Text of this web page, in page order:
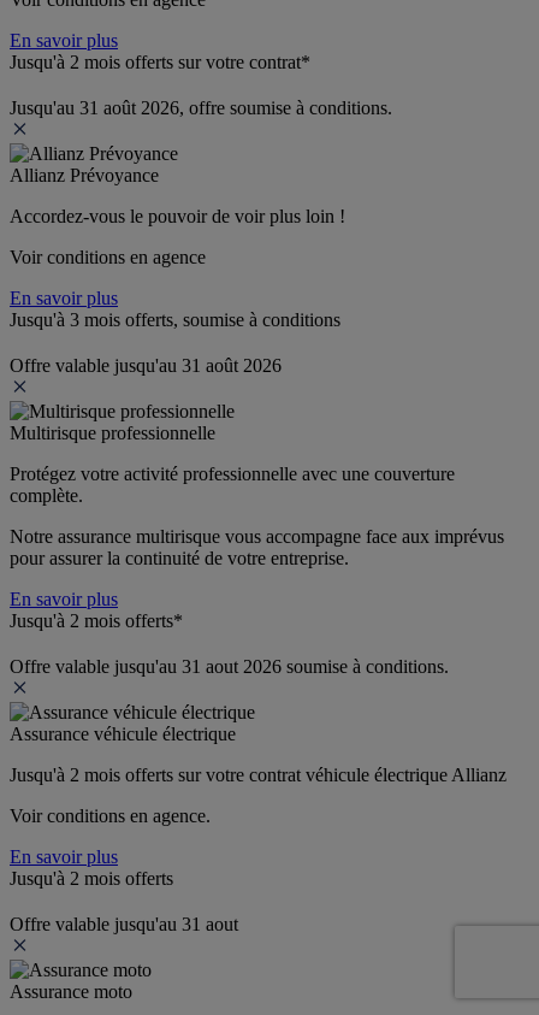
En savoir plus
Jusqu'à 2 mois offerts sur votre contrat*
Jusqu'au 31 août 2026, offre soumise à conditions.
Allianz Prévoyance
Accordez-vous le pouvoir de voir plus loin !
Voir conditions en agence
En savoir plus
Jusqu'à 3 mois offerts, soumise à conditions
Offre valable jusqu'au 31 août 2026
Multirisque professionnelle
Protégez votre activité professionnelle avec une couverture
complète.
Notre assurance multirisque vous accompagne face aux imprévus
pour assurer la continuité de votre entreprise.
En savoir plus
Jusqu'à 2 mois offerts*
Offre valable jusqu'au 31 aout 2026 soumise à conditions.
Assurance véhicule électrique
Jusqu'à 2 mois offerts sur votre contrat véhicule électrique Allianz
Voir conditions en agence.
En savoir plus
Jusqu'à 2 mois offerts
Offre valable jusqu'au 31 aout
Assurance moto